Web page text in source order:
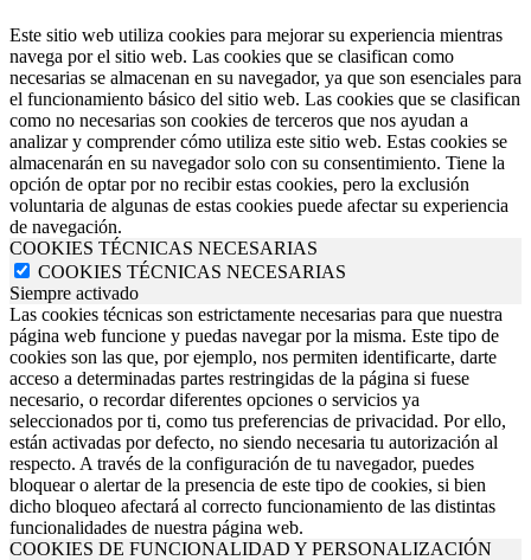
Este sitio web utiliza cookies para mejorar su experiencia mientras
navega por el sitio web. Las cookies que se clasifican como
necesarias se almacenan en su navegador, ya que son esenciales para
el funcionamiento básico del sitio web. Las cookies que se clasifican
como no necesarias son cookies de terceros que nos ayudan a
analizar y comprender cómo utiliza este sitio web. Estas cookies se
almacenarán en su navegador solo con su consentimiento. Tiene la
opción de optar por no recibir estas cookies, pero la exclusión
voluntaria de algunas de estas cookies puede afectar su experiencia
de navegación.
COOKIES TÉCNICAS NECESARIAS
COOKIES TÉCNICAS NECESARIAS
Siempre activado
Las cookies técnicas son estrictamente necesarias para que nuestra
página web funcione y puedas navegar por la misma. Este tipo de
cookies son las que, por ejemplo, nos permiten identificarte, darte
acceso a determinadas partes restringidas de la página si fuese
necesario, o recordar diferentes opciones o servicios ya
seleccionados por ti, como tus preferencias de privacidad. Por ello,
están activadas por defecto, no siendo necesaria tu autorización al
respecto. A través de la configuración de tu navegador, puedes
bloquear o alertar de la presencia de este tipo de cookies, si bien
dicho bloqueo afectará al correcto funcionamiento de las distintas
funcionalidades de nuestra página web.
COOKIES DE FUNCIONALIDAD Y PERSONALIZACIÓN